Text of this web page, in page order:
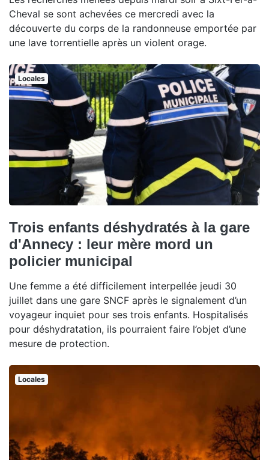
Cheval se sont achevées ce mercredi avec la
découverte du corps de la randonneuse emportée par
une lave torrentielle après un violent orage.
Locales
Trois enfants déshydratés à la gare
d'Annecy : leur mère mord un
policier municipal
Une femme a été difficilement interpellée jeudi 30
juillet dans une gare SNCF après le signalement d’un
voyageur inquiet pour ses trois enfants. Hospitalisés
pour déshydratation, ils pourraient faire l’objet d’une
mesure de protection.
Locales